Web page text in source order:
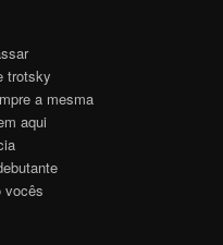
trotsky
a mesma
aqui
vocês